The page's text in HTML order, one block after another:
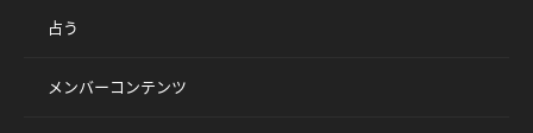
占う
メンバーコンテンツ